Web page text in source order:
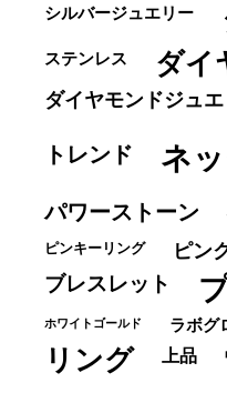
シルバージュエリー
ステンレス ダイ
ダイヤモンドジュ
トレンド ネ
パワーストーン
ピンキーリング ピン
ブレスレット
ホワイトゴールド ラボグ
リング 上品